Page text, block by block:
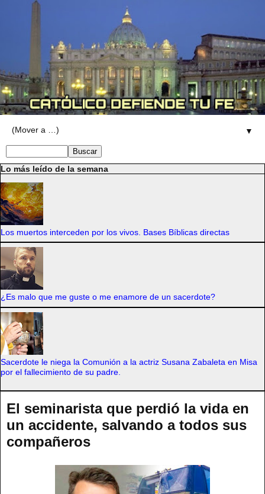
▼
Lo más leído de la semana
Los muertos interceden por los vivos. Bases Bíblicas directas
¿Es malo que me guste o me enamore de un sacerdote?
Sacerdote le niega la Comunión a la actriz Susana Zabaleta en Misa
por el fallecimiento de su padre.
El seminarista que perdió la vida en
un accidente, salvando a todos sus
compañeros